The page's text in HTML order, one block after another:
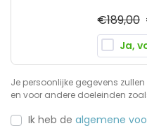
€189,00
Ja,
Je persoonlijke gegevens
en voor andere doeleinden
Ik heb de algemene